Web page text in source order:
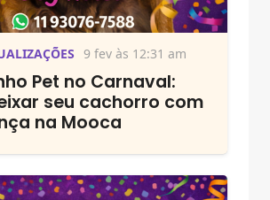
9 fev às 12:31 am
Pet no Carnaval:
seu cachorro com
na Mooca